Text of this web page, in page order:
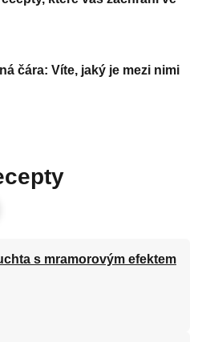
čára: Víte, jaký je mezi nimi
s mramorovým efektem